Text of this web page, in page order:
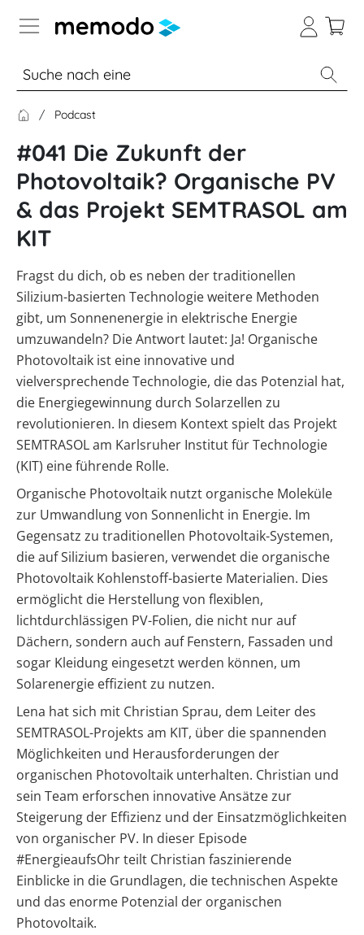
Expertenwissen
Photovoltaik-Wissen
Übersicht
Themenbereiche
PV-
Anlagen
Module
Heimspeicher
Gewerbespeicher
Großprojekte
Wechselrichter
Werkzeuge
Übersicht
Produkt-
Kataloge
Vergleiche
&
Freigabelisten
Photovoltaik-
Förderung
Österreich
Ratgeber
zu
Förderungen
Werkzeuge
entdecken
Sonstiges
PV
Wiki
Lohnt
sich
Gewerbespeicher?
Unabhängigkeitsrechner
Sektorenkopplung
Wärme-Wissen
Themenbereiche
Heizungs-
Wärmepumpen
Brauchwasser-
Wärmepumpen
Heizstäbe
Infrarotheizsysteme
Werkzeuge
Übersicht
Produkt-
Kataloge
Vergleiche
&
Freigabelisten
Ratgeber
zu
Förderungen
Alle
Werkzeuge
entdecken
Wärmepumpen
Welt
Übersicht
PV-
Anlage
mit
Wärmepumpe
planen
Faktoren
für
die
Wärmepumpen
Wahl
Lohnt
sich
eine
Wasser-
Wärmepumpe
Wärmepumpe
Voraussetzungen
Vorteile
einer
Wärmepumpe?
E-Mobility-Wissen
Übersicht
Themenbereiche
Wallbox
Ladestationen
Werkzeuge
Übersicht
Produkt-
Kataloge
Wallbox-
Ladesäulen-
Vergleich
Alle
Werkzeuge
entdecken
News
Podcast
Werkzeuge
Übersicht
Unterstützung
für
Installateursalltag
Photovoltaik-
Förderung
Österreich
Memodo-
Vergleiche
&
Freigabelisten
Erfassungsbögen
/
Ladesäulen-
Leitfaden
PV-
Auslegungstools
Unabhängigkeitsrechner
Online-Shop
Österreich
Podcast
#041 Die Zukunft der
Photovoltaik? Organische PV
& das Projekt SEMTRASOL am
KIT
Fragst du dich, ob es neben der traditionellen
Silizium-basierten Technologie weitere Methoden
gibt, um Sonnenenergie in elektrische Energie
umzuwandeln? Die Antwort lautet: Ja! Organische
Photovoltaik ist eine innovative und
vielversprechende Technologie, die das Potenzial hat,
die Energiegewinnung durch Solarzellen zu
revolutionieren. In diesem Kontext spielt das Projekt
SEMTRASOL am Karlsruher Institut für Technologie
(KIT) eine führende Rolle.
Organische Photovoltaik nutzt organische Moleküle
zur Umwandlung von Sonnenlicht in Energie. Im
Gegensatz zu traditionellen Photovoltaik-Systemen,
die auf Silizium basieren, verwendet die organische
Photovoltaik Kohlenstoff-basierte Materialien. Dies
ermöglicht die Herstellung von flexiblen,
lichtdurchlässigen PV-Folien, die nicht nur auf
Dächern, sondern auch auf Fenstern, Fassaden und
sogar Kleidung eingesetzt werden können, um
Solarenergie effizient zu nutzen.
Lena hat sich mit Christian Sprau, dem Leiter des
SEMTRASOL-Projekts am KIT, über die spannenden
Möglichkeiten und Herausforderungen der
organischen Photovoltaik unterhalten. Christian und
sein Team erforschen innovative Ansätze zur
Steigerung der Effizienz und der Einsatzmöglichkeiten
von organischer PV. In dieser Episode
#EnergieaufsOhr teilt Christian faszinierende
Einblicke in die Grundlagen, die technischen Aspekte
und das enorme Potenzial der organischen
Photovoltaik.